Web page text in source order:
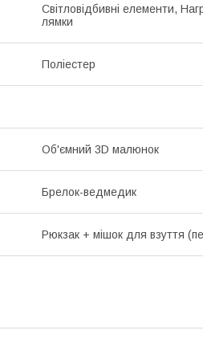
Світловідбивні елементи,
лямки
Поліестер
Об'ємний 3D малюнок
Брелок-ведмедик
Рюкзак + мішок для взуття